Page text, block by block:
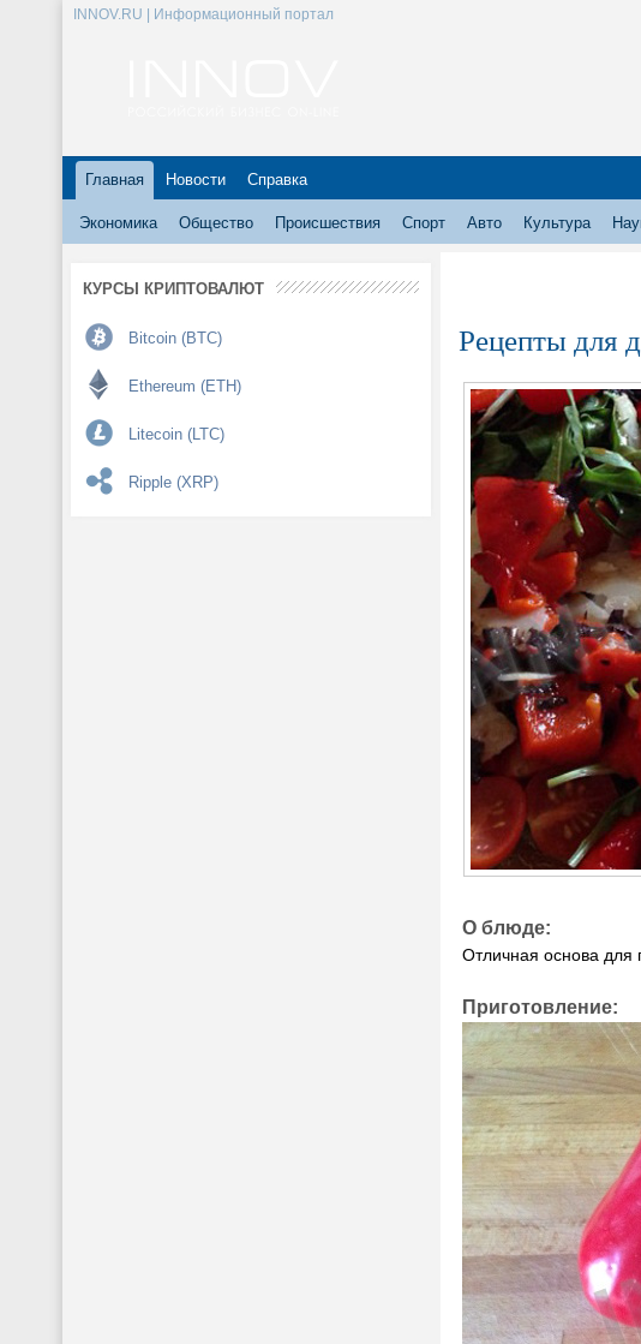
INNOV.RU | Информационный портал
Главная Новости Справка
Экономика Общество Происшествия Спорт Авто Культура
КУРСЫ КРИПТОВАЛЮТ
Bitcoin (BTC)
Ethereum (ETH)
Litecoin (LTC)
Ripple (XRP)
Рецепты для
О блюде:
Отличная основа для
Приготовление: